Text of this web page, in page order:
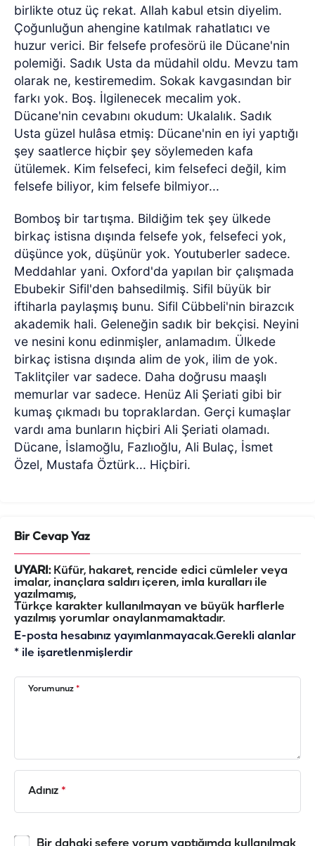
birlikte otuz üç rekat. Allah kabul etsin diyelim.
Çoğunluğun ahengine katılmak rahatlatıcı ve
huzur verici. Bir felsefe profesörü ile Dücane'nin
polemiği. Sadık Usta da müdahil oldu. Mevzu tam
olarak ne, kestiremedim. Sokak kavgasından bir
farkı yok. Boş. İlgilenecek mecalim yok.
Dücane'nin cevabını okudum: Ukalalık. Sadık
Usta güzel hulâsa etmiş: Dücane'nin en iyi yaptığı
şey saatlerce hiçbir şey söylemeden kafa
ütülemek. Kim felsefeci, kim felsefeci değil, kim
felsefe biliyor, kim felsefe bilmiyor...
Bomboş bir tartışma. Bildiğim tek şey ülkede
birkaç istisna dışında felsefe yok, felsefeci yok,
düşünce yok, düşünür yok. Youtuberler sadece.
Meddahlar yani. Oxford'da yapılan bir çalışmada
Ebubekir Sifil'den bahsedilmiş. Sifil büyük bir
iftiharla paylaşmış bunu. Sifil Cübbeli'nin birazcık
akademik hali. Geleneğin sadık bir bekçisi. Neyini
ve nesini konu edinmişler, anlamadım. Ülkede
birkaç istisna dışında alim de yok, ilim de yok.
Taklitçiler var sadece. Daha doğrusu maaşlı
memurlar var sadece. Henüz Ali Şeriati gibi bir
kumaş çıkmadı bu topraklardan. Gerçi kumaşlar
vardı ama bunların hiçbiri Ali Şeriati olamadı.
Dücane, İslamoğlu, Fazlıoğlu, Ali Bulaç, İsmet
Özel, Mustafa Öztürk... Hiçbiri.
Bir Cevap Yaz
UYARI:Küfür, hakaret, rencide edici cümleler veya
imalar, inançlara saldırı içeren, imla kuralları ile
yazılmamış,
Türkçe karakter kullanılmayan ve büyük harflerle
yazılmış yorumlar onaylanmamaktadır.
E-posta hesabınız yayımlanmayacak.Gerekli alanlar
* ile işaretlenmişlerdir
Yorumunuz *
Adınız *
Bir dahaki sefere yorum yaptığımda kullanılmak